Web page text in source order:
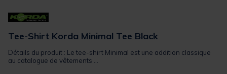
Tee-Shirt Korda Minimal Tee Black
Détails du produit : Le tee-shirt Minimal est une addition classique
au catalogue de vêtements ...